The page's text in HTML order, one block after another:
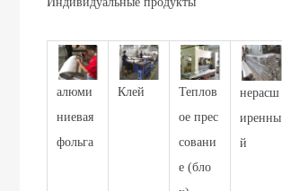
алюми
ниевая
фольга
Клей
Теплов
ое прес
совани
е (бло
нерасш
иренны
й